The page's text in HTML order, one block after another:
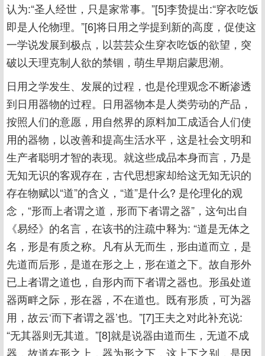
认为:“圣人经世，只是家常事。”[5]李贽提出:“穿衣吃饭
即是人伦物理。”[6]将日用之学提到新的高度，促使这
一学说发展到极点，以芸芸众生穿衣吃饭的欲望，突
破以天理克制人欲的禁锢，萌生早期启蒙思潮。
日用之学发生、发展的过程，也是伦理观念不断渗透
到日用器物的过程。日用器物本是人类劳动的产品，
按照人们的意愿，用自然界的原料加工成适合人们使
用的器物，以改善和提高生活水平，这是社会文明和
生产者聪明才智的表现。就这些成品本身而言，乃是
无知无识的客观存在，古代思想家却给这无知无识的
存在物赋以“道”的含义，“道”是什么? 是伦理化的观
念，“形而上者谓之道，形而下者谓之器”，这句出自
《易经》的名言，在该书的注疏中释为: “道是无体之
名，形是有质之称。凡有从无而生，形由道而立，是
先道而后形，是道在形之上，形在道之下。故自形外
已上者谓之道也，自形内而下者谓之器也。形虽处道
器两畔之际，形在器，不在道也。既有形质，可为器
用，故云‘而下者谓之器’也。”[7]王夫之对此补充说:
“无其器则无其道。”[8]就是说器由道而生，无道不成
器，故道在形之上，器为形之下，这上下之别，是因